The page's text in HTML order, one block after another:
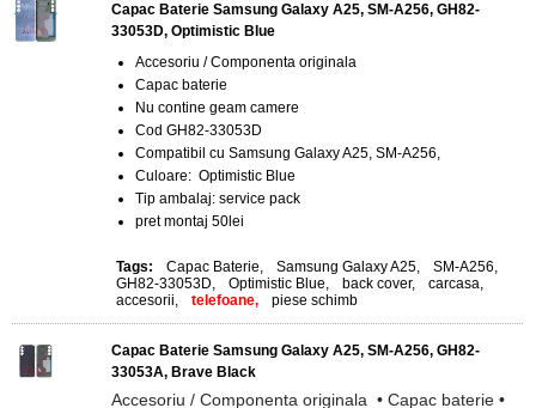
Capac Baterie Samsung Galaxy A25, SM-A256, GH82-
33053D, Optimistic Blue
Accesoriu / Componenta originala
Capac baterie
Nu contine geam camere
Cod GH82-33053D
Compatibil cu Samsung Galaxy A25, SM-A256,
Culoare: Optimistic Blue
Tip ambalaj: service pack
pret montaj 50lei
Tags: Capac Baterie, Samsung Galaxy A25, SM-A256,
GH82-33053D, Optimistic Blue, back cover, carcasa,
accesorii, telefoane, piese schimb
Capac Baterie Samsung Galaxy A25, SM-A256, GH82-
33053A, Brave Black
Accesoriu / Componenta originala • Capac baterie •